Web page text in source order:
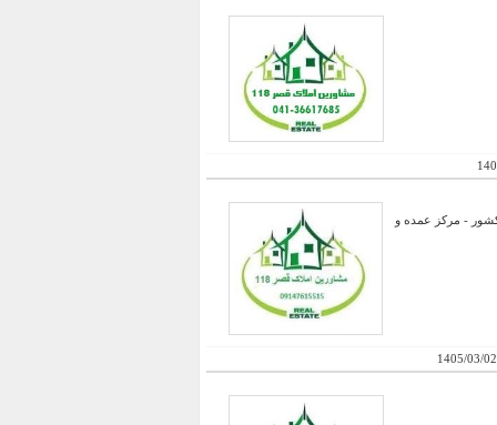
شمالغرب کشور - مرکز عمده و
1405/03/02